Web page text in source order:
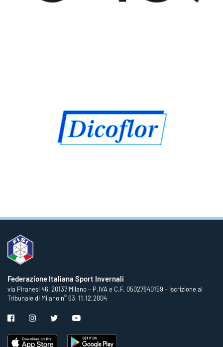
Federazione Italiana Sport Invernali
via Piranesi 46, 20137 Milano – P.IVA e C.F. 05027640159 – Iscrizione al
Tribunale di Milano n° 63, 11.12.2004